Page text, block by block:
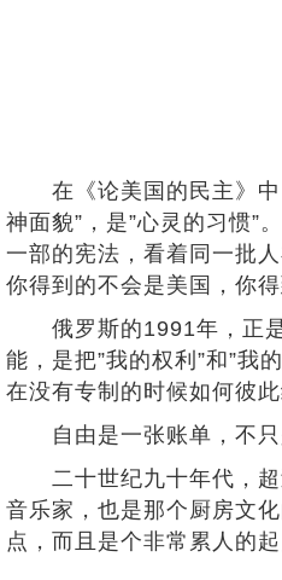
在《论美国的民主》中
神面貌”，是”心灵的习惯”
一部的宪法，看着同一批
你得到的不会是美国，你
俄罗斯的1991年，正是
能，是把”我的权利”和”我
在没有专制的时候如何彼此
自由是一张账单，不只
二十世纪九十年代，超
音乐家，也是那个厨房文
点，而且是个非常累人的